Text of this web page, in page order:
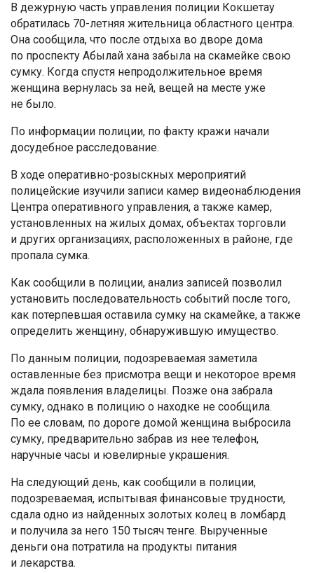
В дежурную часть управления полиции Кокшетау
обратилась 70-летняя жительница областного центра.
Она сообщила, что после отдыха во дворе дома
по проспекту Абылай хана забыла на скамейке свою
сумку. Когда спустя непродолжительное время
женщина вернулась за ней, вещей на месте уже
не было.
По информации полиции, по факту кражи начали
досудебное расследование.
В ходе оперативно-розыскных мероприятий
полицейские изучили записи камер видеонаблюдения
Центра оперативного управления, а также камер,
установленных на жилых домах, объектах торговли
и других организациях, расположенных в районе, где
пропала сумка.
Как сообщили в полиции, анализ записей позволил
установить последовательность событий после того,
как потерпевшая оставила сумку на скамейке, а также
определить женщину, обнаружившую имущество.
По данным полиции, подозреваемая заметила
оставленные без присмотра вещи и некоторое время
ждала появления владелицы. Позже она забрала
сумку, однако в полицию о находке не сообщила.
По ее словам, по дороге домой женщина выбросила
сумку, предварительно забрав из нее телефон,
наручные часы и ювелирные украшения.
На следующий день, как сообщили в полиции,
подозреваемая, испытывая финансовые трудности,
сдала одно из найденных золотых колец в ломбард
и получила за него 150 тысяч тенге. Вырученные
деньги она потратила на продукты питания
и лекарства.